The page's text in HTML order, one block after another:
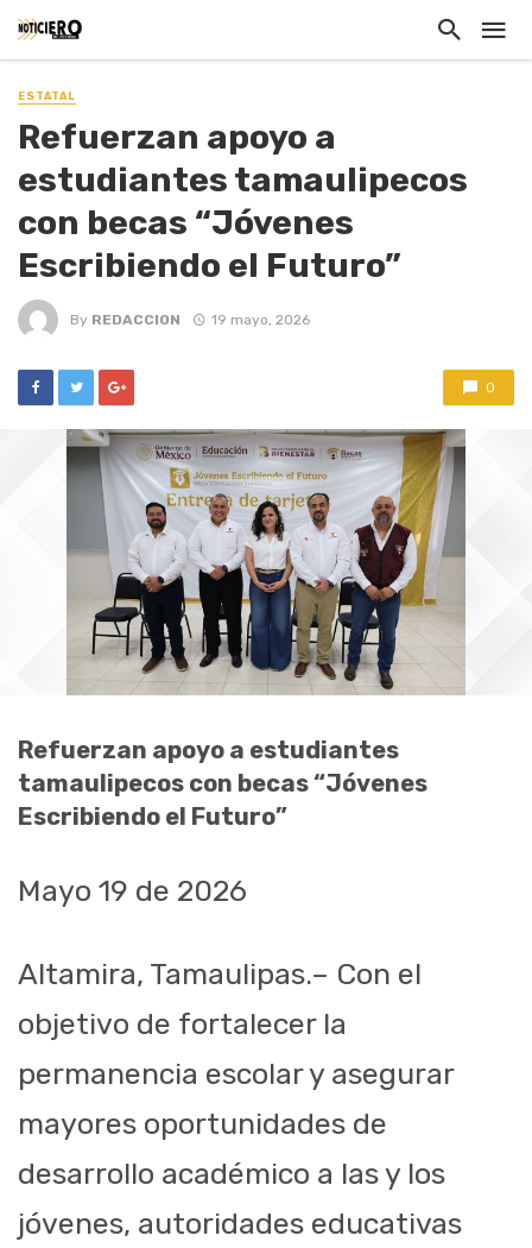
ESTATAL
Refuerzan apoyo a
estudiantes tamaulipecos
con becas “Jóvenes
Escribiendo el Futuro”
By REDACCION 19 mayo, 2026
0
Refuerzan apoyo a estudiantes
tamaulipecos con becas “Jóvenes
Escribiendo el Futuro”
Mayo 19 de 2026
Altamira, Tamaulipas.– Con el
objetivo de fortalecer la
permanencia escolar y asegurar
mayores oportunidades de
desarrollo académico a las y los
jóvenes, autoridades educativas